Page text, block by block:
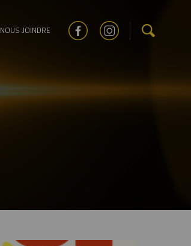
NOUS JOINDRE